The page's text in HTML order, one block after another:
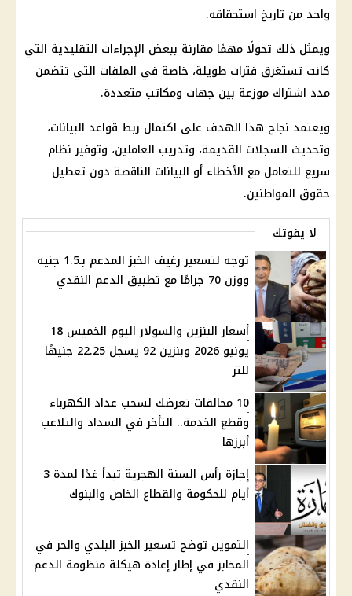
واحد من تاريخ استحقاقه.
ويمثل ذلك تحولًا مهمًا مقارنة ببعض الإجراءات التقليدية التي
كانت تستغرق فترات طويلة، خاصة في الملفات التي تتضمن
مدد اشتراك موزعة بين جهات ومكاتب متعددة.
ويعتمد نجاح هذا الهدف على اكتمال ربط قواعد البيانات،
وتحديث السجلات القديمة، وتدريب العاملين، وتوفير نظام
سريع للتعامل مع الأخطاء أو البيانات الناقصة دون تعطيل
حقوق المواطنين.
لا يفوتك
توجه لتسعير رغيف الخبز المدعم بـ1.5 جنيه
ووزن 70 جرامًا مع تطبيق الدعم النقدي
أسعار البنزين والسولار اليوم الخميس 18
يونيو 2026 وبنزين 92 يسجل 22.25 جنيهًا
للتر
10 مخالفات تعرضك لسحب عداد الكهرباء
وقطع الخدمة.. التأخر في السداد والتلاعب
أبرزها
إجازة رأس السنة الهجرية تبدأ غدًا لمدة 3
أيام للحكومة والقطاع الخاص والبنوك
التموين توضح تسعير الخبز البلدي والحر في
المخابز في إطار إعادة هيكلة منظومة الدعم
النقدي